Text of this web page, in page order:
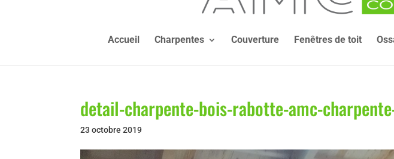
Accueil Charpentes Couverture Fenêtres de toit
detail-charpente-bois-rabotte-amc-
23 octobre 2019